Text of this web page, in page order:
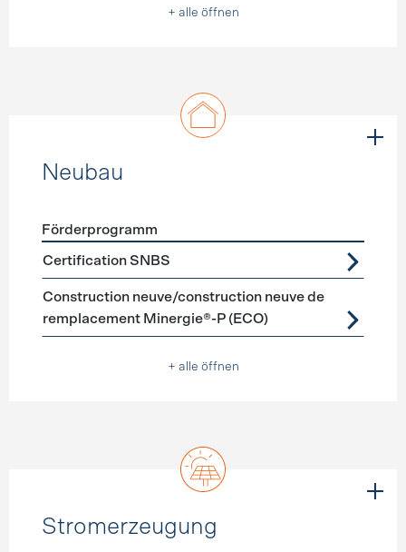
+ alle öffnen
Neubau
Förderprogramme Neubau
Förderprogramm
Certification SNBS
Construction neuve/construction neuve de
remplacement Minergie®-P (ECO)
+ alle öffnen
Stromerzeugung